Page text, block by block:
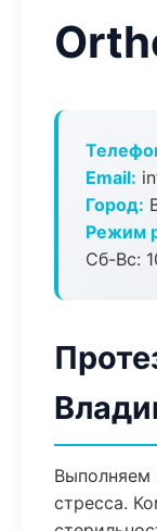
Email:
Город:
Режим
Сб-Вс:
Выполняем
стресса.